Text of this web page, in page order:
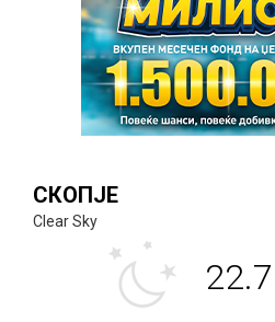
СКОПЈЕ
Clear Sky
22.7